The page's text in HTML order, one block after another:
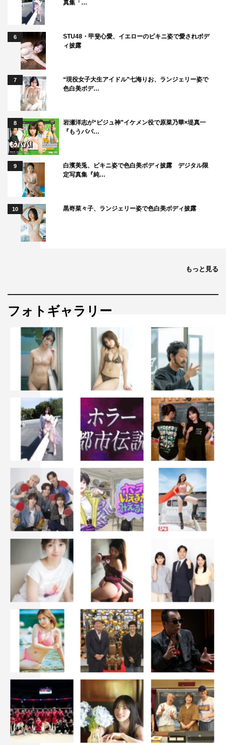
す。凛とした佇まい、力強い眼差し、人生を懸けた覚悟。
この2人が物語を通じて、どのように変貌していくのか…
いろんな愛の形、さまざまな生き方を見せられたらと思っ
ています。
切なくも儚いヒューマンミステリーの世界に浸っていただ
けますように――
番組情報
『一次元の挿し木』
読売テレビ・日本テレビ系
2026年7月5日スタート
毎週（日）午後10時30分～11時25分（全10話）
出演：山田涼介、白石聖、佐々木蔵之介、鈴木保奈美
原作：松下龍之介『一次元の挿し木』（宝島社）
脚本：高田亮（映画『死刑にいたる病』『告白 コンフェ
ドラマ『ブラック・ジャック』『95』ほか）、頃安祐良
（ドラマ『推しの殺人』『Qrosの女 スクープという名の
狂気』『MADDER』ほか）、日髙貴士（ドラマ『アンメ
ット』『プロフェッショナル』『警視庁アウトサイダー』
チーフプロデューサー：中間利彦（読売テレビ）
プロデューサー：中山喬詞（読売テレビ）、安部祐真（読
売テレビ）、清家優輝（ファイン）、岡田健人（ファイ
ン）
制作協力：ファインエンターテイメント
制作著作：読売テレビ
©読売テレビ
2026年夏ドラマ 夏ドラマ
真集「…
6
STU48・甲斐心愛、イエローのビキニ姿で愛されボデ
ィ披露
7
“現役女子大生アイドル”七海りお、ランジェリー姿で
色白美ボデ…
8
岩瀬洋志が“ビジュ神”イケメン役で原菜乃華×堤真一
『もうパパ…
9
白濱美兎、ビキニ姿で色白美ボディ披露 デジタル限
定写真集『純…
10 黒嵜菜々子、ランジェリー姿で色白美ボディ披露
もっと見る
フォトギャラリー